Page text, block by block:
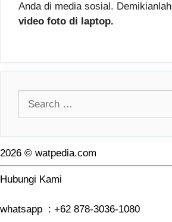
Anda di media sosial. Demikianlah
video foto di laptop.
2026 © watpedia.com
Hubungi Kami
whatsapp : +62 878-3036-1080